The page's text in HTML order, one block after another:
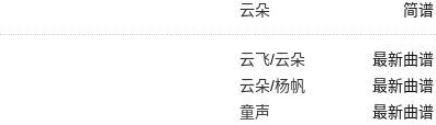
云朵 简谱
云飞/云朵 最新曲谱
云朵/杨帆 最新曲谱
童声 最新曲谱